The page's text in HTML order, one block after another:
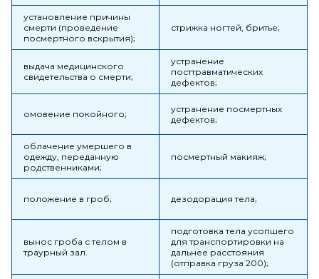
установление причины
смерти (проведение
посмертного вскрытия);
стрижка ногтей, бритье;
выдача медицинского
свидетельства о смерти;
устранение
посттравматических
дефектов;
омовение покойного;
устранение посмертных
дефектов;
облачение умершего в
одежду, переданную
родственниками;
посмертный макияж;
положение в гроб; дезодорация тела;
вынос гроба с телом в
траурный зал.
подготовка тела усопшего
для транспортировки на
дальнее расстояния
(отправка груза 200);